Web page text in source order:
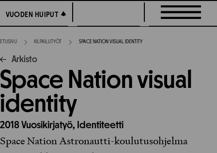
suoraan
sisältöön
VUODEN HUIPUT
VUODEN HUIPUT
ETUSIVU KILPAILUTYÖT SPACE NATION VISUAL IDENTITY
Arkisto
Space Nation visual
identity
2018Vuosikirjatyö, Identiteetti
Space Nation Astronautti-koulutusohjelma